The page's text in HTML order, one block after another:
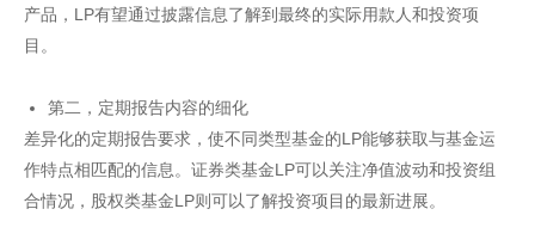
产品，LP有望通过披露信息了解到最终的实际用款人和投资项
目。
第二，定期报告内容的细化
差异化的定期报告要求，使不同类型基金的LP能够获取与基金运
作特点相匹配的信息。证券类基金LP可以关注净值波动和投资组
合情况，股权类基金LP则可以了解投资项目的最新进展。